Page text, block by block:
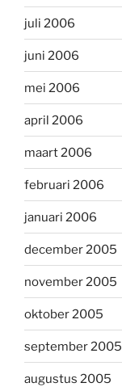
juli 2006
juni 2006
mei 2006
april 2006
maart 2006
februari 2006
januari 2006
december 2005
november 2005
oktober 2005
september 2005
augustus 2005